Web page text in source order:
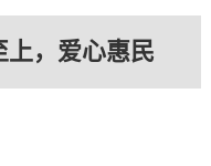
上，爱心惠民